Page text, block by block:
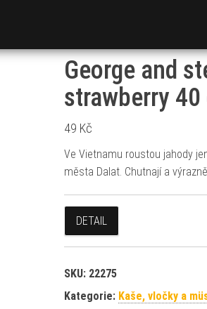
George and
strawberry 40
49 Kč
Ve Vietnamu roustou jahody
města Dalat. Chutnají a
DETAIL
SKU: 22275
Kategorie: Kaše, vločky a